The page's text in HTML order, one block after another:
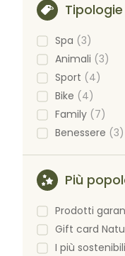
Tipologie
Spa (3)
Animali (3)
Sport (4)
Bike (4)
Family (7)
Benessere (3)
Più
Prodotti
Gift card
I più sostenibili